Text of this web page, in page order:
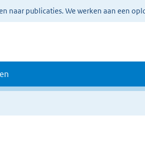
naar publicaties. We werken aan een